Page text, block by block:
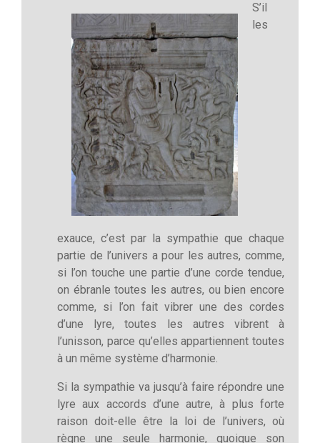
S’il
les
exauce, c’est par la sympathie que chaque
partie de l’univers a pour les autres, comme,
si l’on touche une partie d’une corde tendue,
on ébranle toutes les autres, ou bien encore
comme, si l’on fait vibrer une des cordes
d’une lyre, toutes les autres vibrent à
l’unisson, parce qu’elles appartiennent toutes
à un même système d’harmonie.
Si la sympathie va jusqu’à faire répondre une
lyre aux accords d’une autre, à plus forte
raison doit-elle être la loi de l’univers, où
règne une seule harmonie, quoique son